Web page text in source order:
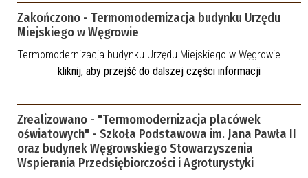
Zakończono - Termomodernizacja budynku Urzędu
Miejskiego w Węgrowie
Termomodernizacja budynku Urzędu Miejskiego w Węgrowie.
kliknij, aby przejść do dalszej części informacji
Zrealizowano - "Termomodernizacja placówek
oświatowych" - Szkoła Podstawowa im. Jana Pawła II
oraz budynek Węgrowskiego Stowarzyszenia
Wspierania Przedsiębiorczości i Agroturystyki